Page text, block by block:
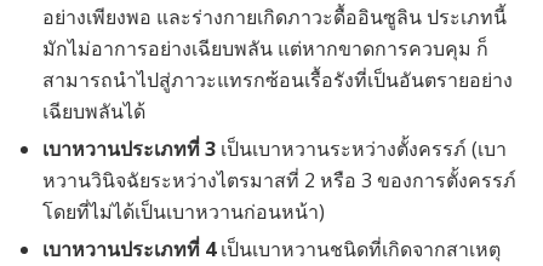
อย่างเพียงพอ และร่างกายเกิดภาวะดื้ออินซูลิน ประเภทนี้
มักไม่อาการอย่างเฉียบพลัน แต่หากขาดการควบคุม ก็
สามารถนำไปสู่ภาวะแทรกซ้อนเรื้อรังที่เป็นอันตรายอย่าง
เฉียบพลันได้
เบาหวานประเภทที่ 3 เป็นเบาหวานระหว่างตั้งครรภ์ (เบา
หวานวินิจฉัยระหว่างไตรมาสที่ 2 หรือ 3 ของการตั้งครรภ์
โดยที่ไม่ได้เป็นเบาหวานก่อนหน้า)
เบาหวานประเภทที่ 4เป็นเบาหวานชนิดที่เกิดจากสาเหตุ